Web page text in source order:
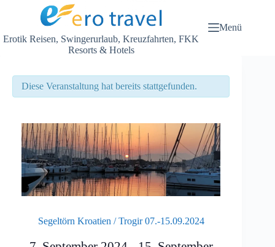
Erotik Reisen, Swingerurlaub, Kreuzfahrten, FKK
Resorts & Hotels
Menü
Diese Veranstaltung hat bereits stattgefunden.
Segeltörn Kroatien / Trogir 07.-15.09.2024